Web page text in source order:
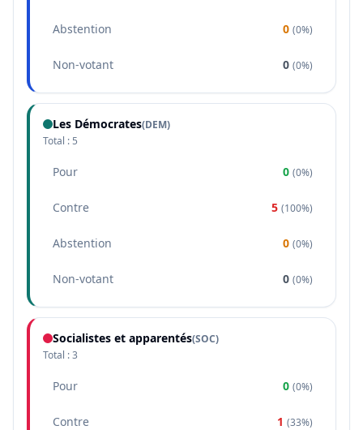
Abstention 0 (0%)
Non-votant 0 (0%)
Les Démocrates(DEM)
Total : 5
Pour 0 (0%)
Contre 5 (100%)
Abstention 0 (0%)
Non-votant 0 (0%)
Socialistes et apparentés(SOC)
Total :3
Pour 0 (0%)
Contre 1 (33%)